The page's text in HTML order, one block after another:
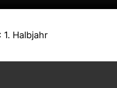
1. Halbjahr